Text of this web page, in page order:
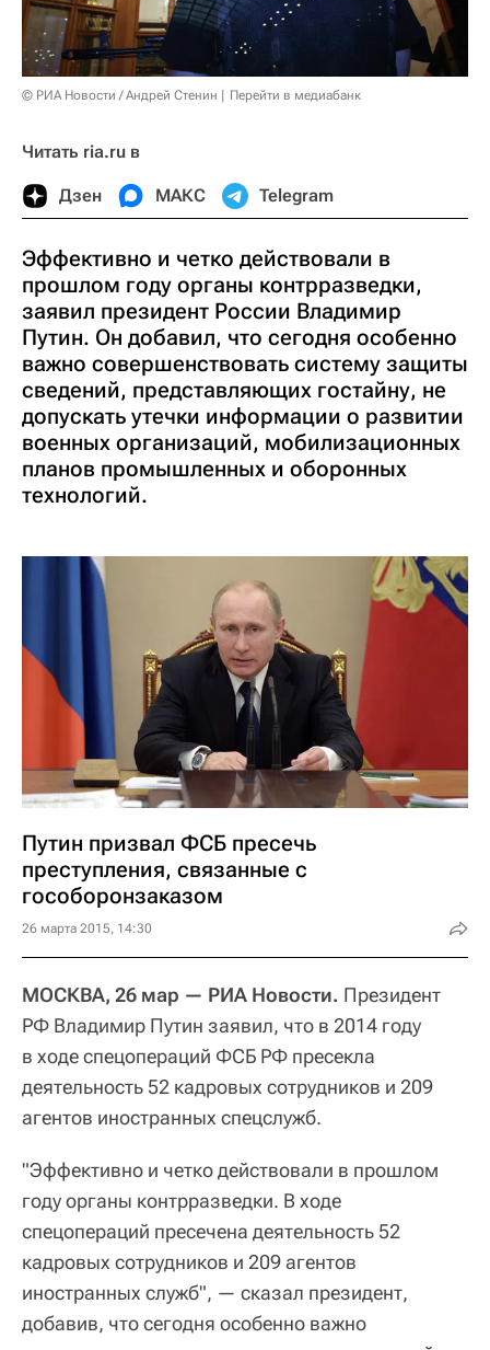
© РИА Новости / Андрей Стенин Перейти в медиабанк
Читать ria.ru в
Дзен МАКС Telegram
Эффективно и четко действовали в
прошлом году органы контрразведки,
заявил президент России Владимир
Путин. Он добавил, что сегодня особенно
важно совершенствовать систему защиты
сведений, представляющих гостайну, не
допускать утечки информации о развитии
военных организаций, мобилизационных
планов промышленных и оборонных
технологий.
Путин призвал ФСБ пресечь
преступления, связанные с
гособоронзаказом
26 марта 2015, 14:30
МОСКВА, 26 мар — РИА Новости. Президент
РФ Владимир Путин заявил, что в 2014 году
в ходе спецопераций ФСБ РФ пресекла
деятельность 52 кадровых сотрудников и 209
агентов иностранных спецслужб.
"Эффективно и четко действовали в прошлом
году органы контрразведки. В ходе
спецопераций пресечена деятельность 52
кадровых сотрудников и 209 агентов
иностранных служб", — сказал президент,
добавив, что сегодня особенно важно